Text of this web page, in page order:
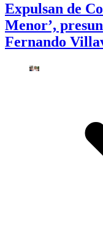
Expulsan de
Menor’,
Fernando